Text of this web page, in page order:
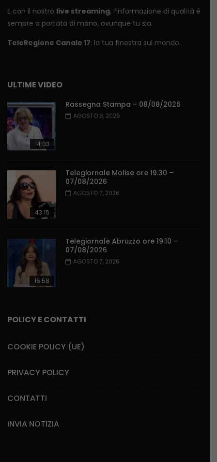
E con il nostro live streaming, l’informazione di qualità è
sempre a portata di mano, ovunque tu sia.
TeleRegione Canale 17: la tua finestra sul mondo.
ULTIME VIDEO
14:03
Rassegna Stampa – 08/08/2026
AGOSTO 8, 2026
43:15
Telegiornale Molise ore 19.30 –
07/08/2026
AGOSTO 7, 2026
16:58
Telegiornale Abruzzo ore 19.10 –
07/08/2026
AGOSTO 7, 2026
POLICY E CONTATTI
COOKIE POLICY (UE)
PRIVACY POLICY
CONTATTI
INVIA NOTIZIA